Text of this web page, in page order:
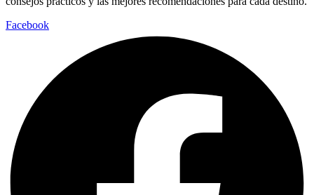
Facebook